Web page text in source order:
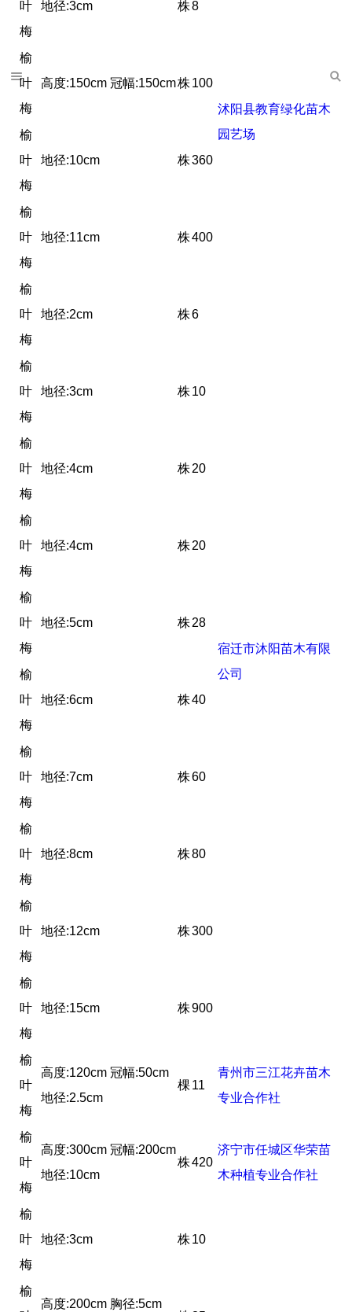
叶
梅
地径:3cm 株8
沭阳县教育绿化苗木
园艺场
榆
叶
梅
高度:150cm 冠幅:150cm株100
榆
叶
梅
地径:10cm 株360
榆
叶
梅
地径:11cm 株400
榆
叶
梅
地径:2cm 株6
宿迁市沐阳苗木有限
公司
榆
叶
梅
地径:3cm 株10
榆
叶
梅
地径:4cm 株20
榆
叶
梅
地径:4cm 株20
榆
叶
梅
地径:5cm 株28
榆
叶
梅
地径:6cm 株40
榆
叶
梅
地径:7cm 株60
榆
叶
梅
地径:8cm 株80
榆
叶
梅
地径:12cm 株300
榆
叶
梅
地径:15cm 株900
榆
叶
梅
高度:120cm 冠幅:50cm
地径:2.5cm
棵11
青州市三江花卉苗木
专业合作社
榆
叶
梅
高度:300cm 冠幅:200cm
地径:10cm
株420
济宁市任城区华荣苗
木种植专业合作社
榆
叶
梅
地径:3cm 株10
榆
高度:200cm 胸径:5cm